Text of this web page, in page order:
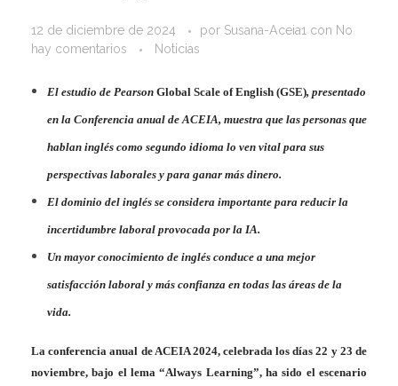
12 de diciembre de 2024 por Susana-Aceia1 con No
hay comentarios
Noticias
Elestudio de Pearson Global Scale of English (GSE), presentado
en la Conferencia anual de ACEIA,muestra que las personas que
hablan inglés como segundo idioma lo ven vital para sus
perspectivas laborales y para ganar más dinero.
El dominio del inglés se considera importante para reducir la
incertidumbre laboral provocada por la IA.
Un mayor conocimiento de inglés conduce a una mejor
satisfacción laboral y más confianza en todas las áreas de la
vida.
La conferencia anual de ACEIA 2024, celebrada los días 22 y 23 de
noviembre, bajo el lema “Always Learning”, ha sido el escenario